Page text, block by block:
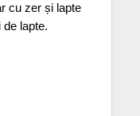
cu zer și lapte
lapte.